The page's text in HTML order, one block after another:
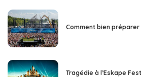
Comment bien préparer
Tragédie à l’Eskape